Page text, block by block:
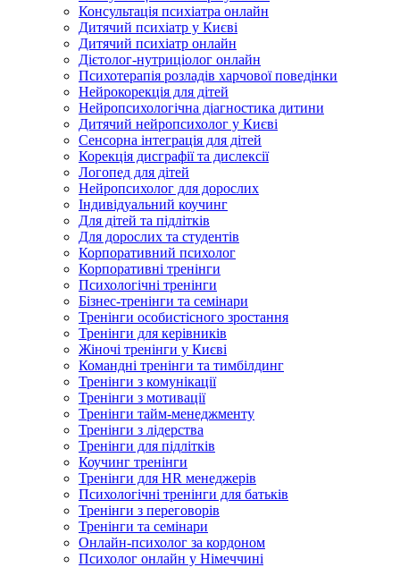
Консультація психіатра онлайн
Дитячий психіатр у Києві
Дитячий психіатр онлайн
Дієтолог-нутриціолог онлайн
Психотерапія розладів харчової поведінки
Нейрокорекція для дітей
Нейропсихологічна діагностика дитини
Дитячий нейропсихолог у Києві
Сенсорна інтеграція для дітей
Корекція дисграфії та дислексії
Логопед для дітей
Нейропсихолог для дорослих
Індивідуальний коучинг
Для дітей та підлітків
Для дорослих та студентів
Корпоративний психолог
Корпоративні тренінги
Психологічні тренінги
Бізнес-тренінги та семінари
Тренінги особистісного зростання
Тренінги для керівників
Жіночі тренінги у Києві
Командні тренінги та тимбілдинг
Тренінги з комунікації
Тренінги з мотивації
Тренінги тайм-менеджменту
Тренінги з лідерства
Тренінги для підлітків
Коучинг тренінги
Тренінги для HR менеджерів
Психологічні тренінги для батьків
Тренінги з переговорів
Тренінги та семінари
Онлайн-психолог за кордоном
Психолог онлайн у Німеччині